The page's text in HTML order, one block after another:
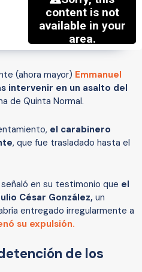
(ahora mayor) Emmanuel
intervenir en un asalto del
de Quinta Normal.
el carabinero
, que fue trasladado hasta el
en su testimonio que el
César González, un
entregado irregularmente a
su expulsión.
de los